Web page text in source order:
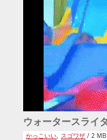
ウォータースライ
かっこいい スゴワザ / 2